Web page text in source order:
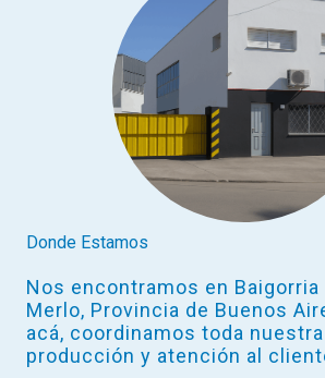
Donde Estamos
Nos encontramos en Baigorria
Merlo, Provincia de Buenos
acá, coordinamos toda nuestra
producción y atención al